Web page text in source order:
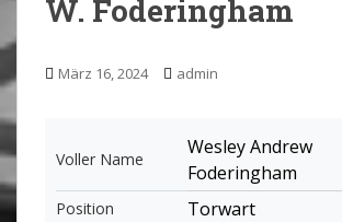
n
o
n
e
n
W. Foderingham
März 16, 2024 admin
Voller Name
Wesley Andrew
Foderingham
Position Torwart